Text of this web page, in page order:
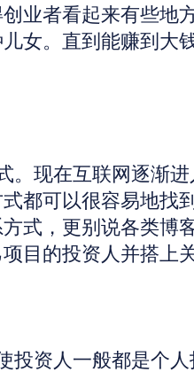
业者看起来有些地
女。直到能赚到大
现在互联网逐渐进
都可以很容易地找
式，更别说各类博
目的投资人并搭上
资人一般都是个人